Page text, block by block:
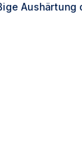
Aushärtung